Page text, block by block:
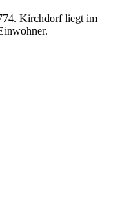
Kirchdorf liegt im